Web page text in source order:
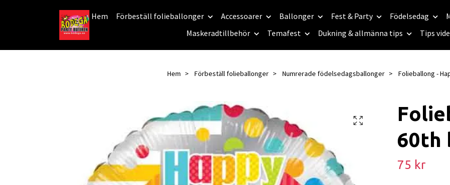
Hem Förbeställ folieballonger Accessoarer Ballonger Fest & Party Födelsedag
Maskeradtillbehör
Temafest Dukning & allmänna tips Tips
Hem Förbeställ folieballonger Numrerade födelsedagsballonger Folieballong -
60th
75 kr